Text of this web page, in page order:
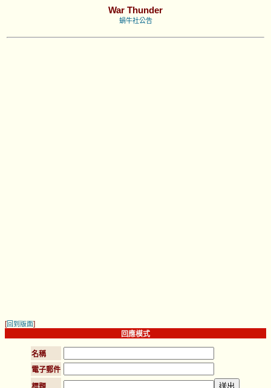
War Thunder
蝸牛社公告
[回到版面]
回應模式
名稱
電子郵件